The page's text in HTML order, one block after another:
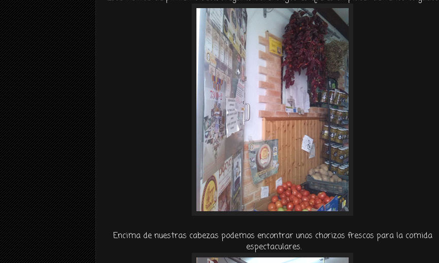
Encima de nuestras cabezas podemos encontrar unos chorizos frescos para la comida
espectaculares.